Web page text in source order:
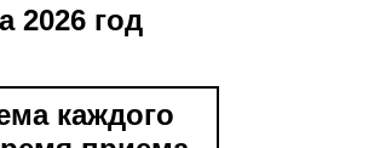
2026 год
каждого